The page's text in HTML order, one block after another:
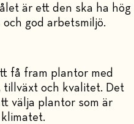
är ett den ska ha hög
god arbetsmiljö.
få fram plantor med
tillväxt och kvalitet. Det
välja plantor som är